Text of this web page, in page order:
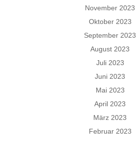
November 2023
Oktober 2023
September 2023
August 2023
Juli 2023
Juni 2023
Mai 2023
April 2023
März 2023
Februar 2023